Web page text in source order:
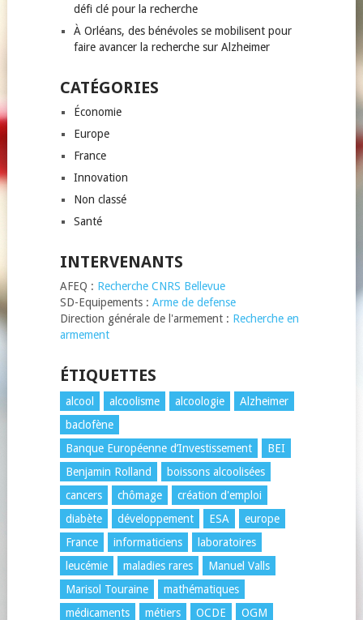
défi clé pour la recherche
À Orléans, des bénévoles se mobilisent pour
faire avancer la recherche sur Alzheimer
CATÉGORIES
Économie
Europe
France
Innovation
Non classé
Santé
INTERVENANTS
AFEQ : Recherche CNRS Bellevue
SD-Equipements : Arme de defense
Direction générale de l'armement : Recherche en
armement
ÉTIQUETTES
alcool alcoolisme alcoologie
Alzheimer
baclofène
Banque Européenne d’Investissement
BEI
Benjamin Rolland
boissons alcoolisées
cancers
chômage
création d'emploi
diabète
développement ESA
europe
France
informaticiens
laboratoires
leucémie
maladies rares
Manuel Valls
Marisol Touraine
mathématiques
médicaments
métiers OCDE
OGM